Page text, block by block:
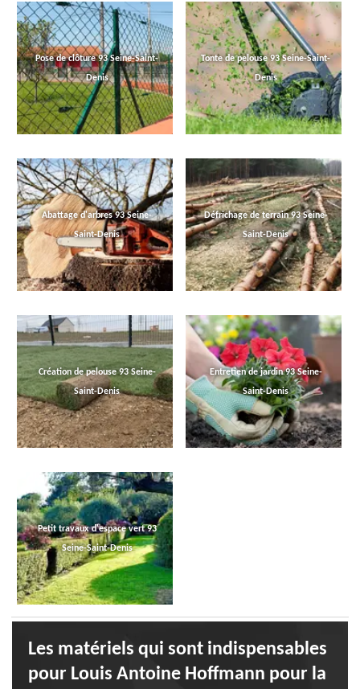
Pose de clôture 93 Seine-Saint-
Denis
Tonte de pelouse 93 Seine-Saint-
Denis
Abattage d'arbres 93 Seine-
Saint-Denis
Défrichage de terrain 93 Seine-
Saint-Denis
Création de pelouse 93 Seine-
Saint-Denis
Entretien de jardin 93 Seine-
Saint-Denis
Petit travaux d'espace vert 93
Seine-Saint-Denis
Les matériels qui sont indispensables
pour Louis Antoine Hoffmann pour la